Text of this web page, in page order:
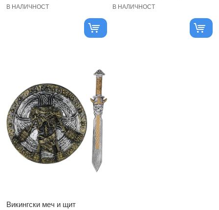
В НАЛИЧНОСТ В НАЛИЧНОСТ
Викингски меч и щит